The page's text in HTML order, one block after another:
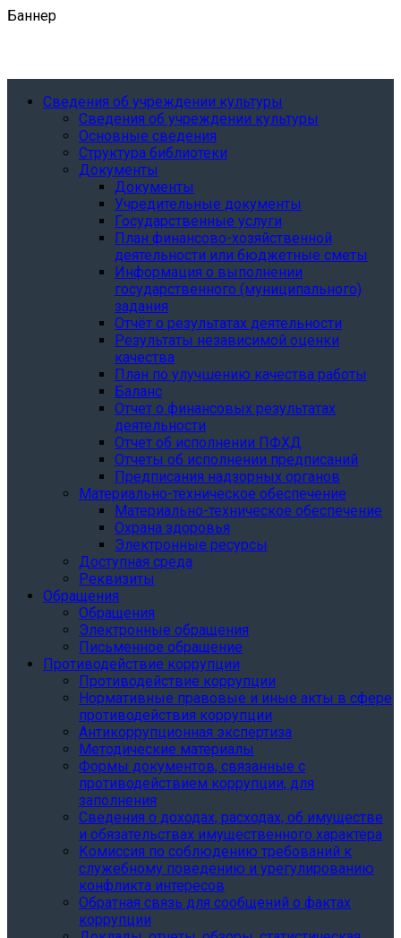
Баннер
Сведения об учреждении культуры
Сведения об учреждении культуры
Основные сведения
Структура библиотеки
Документы
Документы
Учредительные документы
Государственные услуги
План финансово-хозяйственной
деятельности или бюджетные сметы
Информация о выполнении
государственного (муниципального)
задания
Отчёт о результатах деятельности
Результаты независимой оценки
качества
План по улучшению качества работы
Баланс
Отчет о финансовых результатах
деятельности
Отчет об исполнении ПФХД
Отчеты об исполнении предписаний
Предписания надзорных органов
Материально-техническое обеспечение
Материально-техническое обеспечение
Охрана здоровья
Электронные ресурсы
Доступная среда
Реквизиты
Обращения
Обращения
Электронные обращения
Письменное обращение
Противодействие коррупции
Противодействие коррупции
Нормативные правовые и иные акты в сфере
противодействия коррупции
Антикоррупционная экспертиза
Методические материалы
Формы документов, связанные с
противодействием коррупции, для
заполнения
Сведения о доходах, расходах, об имуществе
и обязательствах имущественного характера
Комиссия по соблюдению требований к
служебному поведению и урегулированию
конфликта интересов
Обратная связь для сообщений о фактах
коррупции